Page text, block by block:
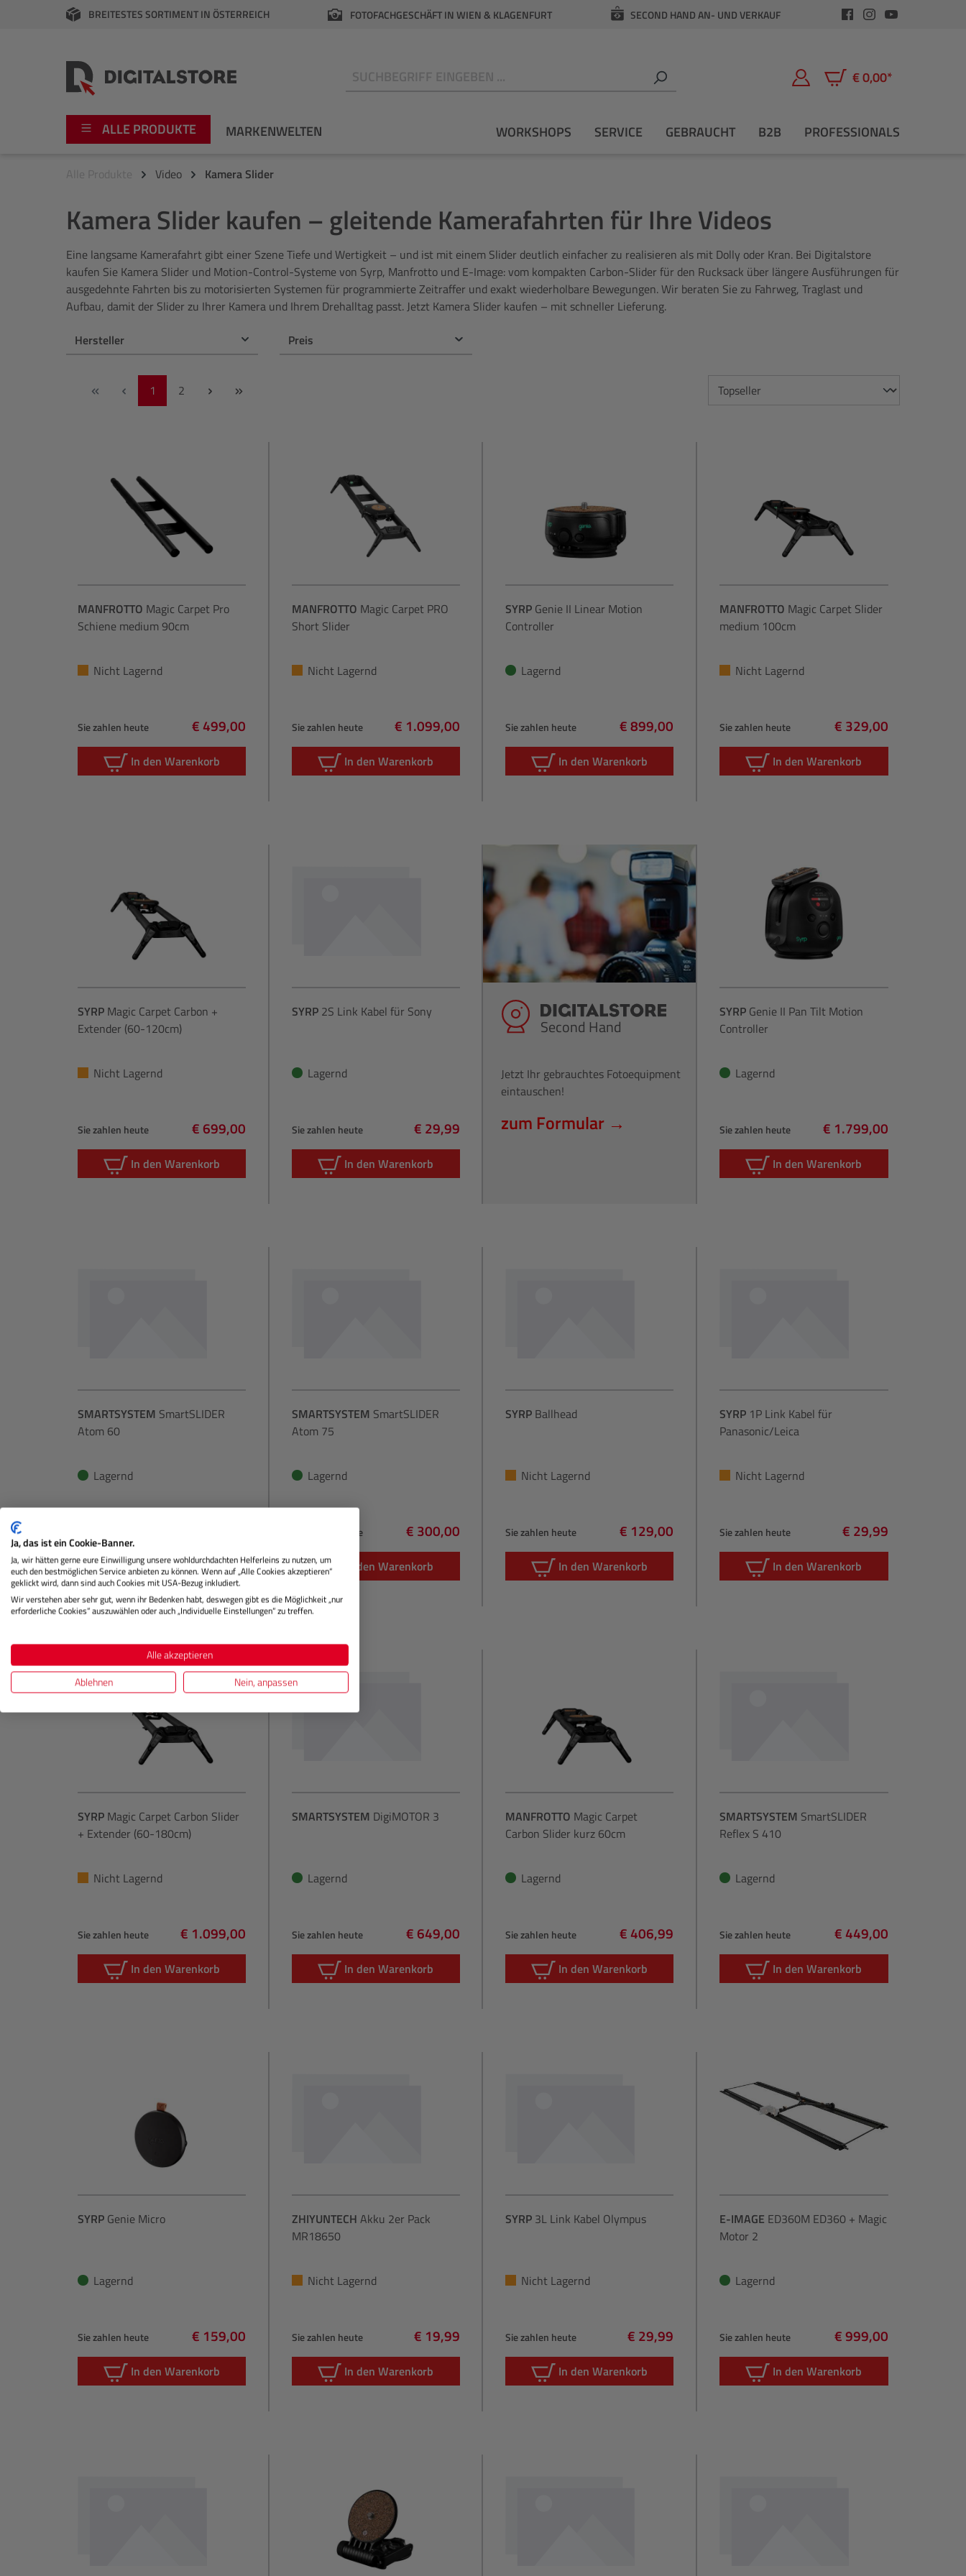
Zur Hauptnavigation springen
BREITESTES SORTIMENT IN ÖSTERREICH FOTOFACHGESCHÄFT IN WIEN & KLAGENFURT SECOND HAND AN- UND VERKAUF
€ 0,00*
Warenkorb enthält 0
ALLE PRODUKTE MARKENWELTEN
Video
Audio
Apple
PC & Bildbearbeitung
Fujifilm
Leica Boutique
Nikon
NiSi
Tamron
WORKSHOPS SERVICE GEBRAUCHT B2B PROFESSIONALS
Alle Produkte Video Kamera Slider
Kamera Slider kaufen – gleitende Kamerafahrten für Ihre Videos
Eine langsame Kamerafahrt gibt einer Szene Tiefe und Wertigkeit – und ist mit einem Slider deutlich einfacher zu realisieren als mit Dolly oder Kran. Bei Digitalstore
kaufen Sie Kamera Slider und Motion-Control-Systeme von Syrp, Manfrotto und E-Image: vom kompakten Carbon-Slider für den Rucksack über längere Ausführungen für
ausgedehnte Fahrten bis zu motorisierten Systemen für programmierte Zeitraffer und exakt wiederholbare Bewegungen. Wir beraten Sie zu Fahrweg, Traglast und
Aufbau, damit der Slider zu Ihrer Kamera und Ihrem Drehalltag passt. Jetzt Kamera Slider kaufen – mit schneller Lieferung.
Hersteller
Preis
Seite
1 Seite
2
MANFROTTO Magic Carpet Pro
Schiene medium 90cm
Nicht Lagernd
Sie zahlen heute
Regulärer Preis:
€ 499,00
In den Warenkorb
MANFROTTO Magic Carpet PRO
Short Slider
Nicht Lagernd
Sie zahlen heute
Regulärer Preis:
€ 1.099,00
In den Warenkorb
SYRP Genie II Linear Motion
Controller
Lagernd
Sie zahlen heute
Regulärer Preis:
€ 899,00
In den Warenkorb
MANFROTTO Magic Carpet Slider
medium 100cm
Nicht Lagernd
Sie zahlen heute
Regulärer Preis:
€ 329,00
In den Warenkorb
SYRP Magic Carpet Carbon +
Extender (60-120cm)
Nicht Lagernd
Sie zahlen heute
Regulärer Preis:
€ 699,00
In den Warenkorb
SYRP2S Link Kabel für Sony
Lagernd
Sie zahlen heute
Regulärer Preis:
€ 29,99
In den Warenkorb
Second Hand
Jetzt Ihr gebrauchtes Fotoequipment
eintauschen!
zum Formular →
SYRPGenie II Pan Tilt Motion
Controller
Lagernd
Sie zahlen heute
Regulärer Preis:
€ 1.799,00
In den Warenkorb
SMARTSYSTEM SmartSLIDER
Atom 60
Lagernd
In den Warenkorb
SMARTSYSTEM SmartSLIDER
Atom 75
Lagernd
Sie zahlen heute
Regulärer Preis:
€ 300,00
In den Warenkorb
SYRP Ballhead
Nicht Lagernd
Sie zahlen heute
Regulärer Preis:
€ 129,00
In den Warenkorb
SYRP1P Link Kabel für
Panasonic/Leica
Nicht Lagernd
Sie zahlen heute
Regulärer Preis:
€ 29,99
In den Warenkorb
SYRP Magic Carpet Carbon Slider
+ Extender (60-180cm)
Nicht Lagernd
Sie zahlen heute
Regulärer Preis:
€ 1.099,00
In den Warenkorb
SMARTSYSTEM DigiMOTOR 3
Lagernd
Sie zahlen heute
Regulärer Preis:
€ 649,00
In den Warenkorb
MANFROTTO Magic Carpet
Carbon Slider kurz 60cm
Lagernd
Sie zahlen heute
Regulärer Preis:
€ 406,99
In den Warenkorb
SMARTSYSTEM SmartSLIDER
Reflex S 410
Lagernd
Sie zahlen heute
Regulärer Preis:
€ 449,00
In den Warenkorb
SYRP Genie Micro
Lagernd
Sie zahlen heute
Regulärer Preis:
€ 159,00
In den Warenkorb
ZHIYUNTECH Akku 2er Pack
MR18650
Nicht Lagernd
Sie zahlen heute
Regulärer Preis:
€ 19,99
In den Warenkorb
SYRP 3L Link Kabel Olympus
Nicht Lagernd
Sie zahlen heute
Regulärer Preis:
€ 29,99
In den Warenkorb
E-IMAGE ED360M ED360 + Magic
Motor 2
Lagernd
Sie zahlen heute
Regulärer Preis:
€ 999,00
In den Warenkorb
Ja, das ist ein Cookie-Banner.
Ja, wir hätten gerne eure Einwilligung unsere wohldurchdachten Helferleins zu nutzen, um
euch den bestmöglichen Service anbieten zu können. Wenn auf „Alle Cookies akzeptieren“
geklickt wird, dann sind auch Cookies mit USA-Bezug inkludiert.
Wir verstehen aber sehr gut, wenn ihr Bedenken habt, deswegen gibt es die Möglichkeit „nur
erforderliche Cookies“ auszuwählen oder auch „Individuelle Einstellungen“ zu treffen.
Alle akzeptieren
Ablehnen
Nein, anpassen